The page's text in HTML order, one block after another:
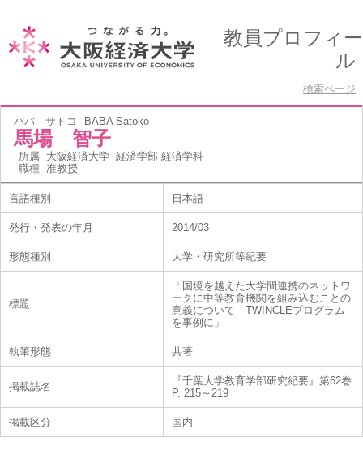
教員プロフィー
ル
検索ページ
ババ サトコ BABA Satoko
馬場 智子
所属 大阪経済大学 経済学部 経済学科
職種 准教授
言語種別 日本語
発行・発表の年月 2014/03
形態種別 大学・研究所等紀要
標題
「国境を越えた大学間連携のネットワ
ークに中等教育機関を組み込むことの
意義について―TWINCLEプログラム
を事例に」
執筆形態 共著
掲載誌名
『千葉大学教育学部研究紀要』第62巻
P. 215～219
掲載区分 国内